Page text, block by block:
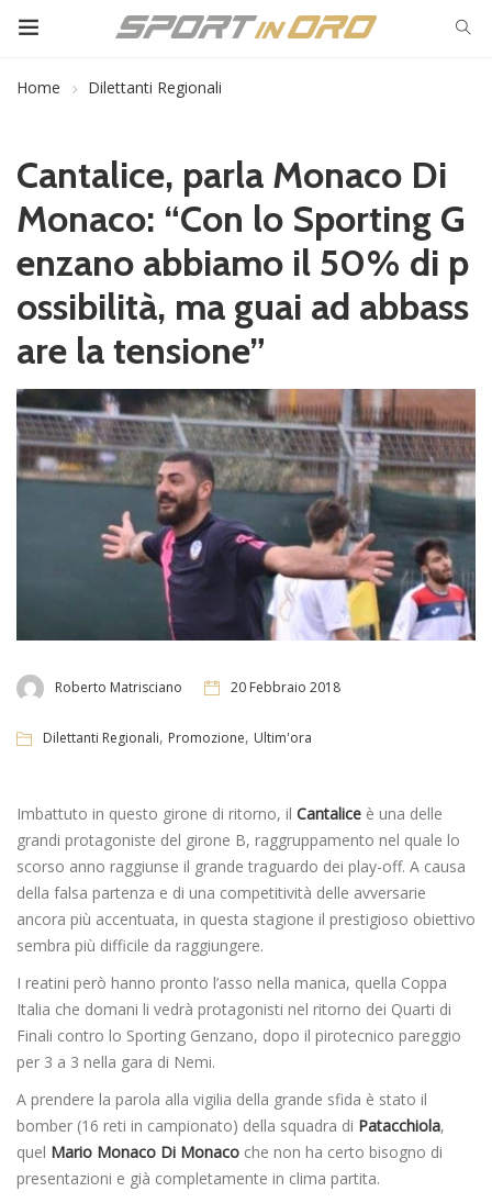
Home Dilettanti Regionali
Cantalice, parla Monaco Di
Monaco: “Con lo Sporting G
enzano abbiamo il 50% di p
ossibilità, ma guai ad abbass
are la tensione”
Roberto Matrisciano 20 Febbraio 2018
Dilettanti Regionali, Promozione, Ultim'ora
Imbattuto in questo girone di ritorno, il Cantalice è una delle
grandi protagoniste del girone B, raggruppamento nel quale lo
scorso anno raggiunse il grande traguardo dei play-off. A causa
della falsa partenza e di una competitività delle avversarie
ancora più accentuata, in questa stagione il prestigioso obiettivo
sembra più difficile da raggiungere.
I reatini però hanno pronto l’asso nella manica, quella Coppa
Italia che domani li vedrà protagonisti nel ritorno dei Quarti di
Finali contro lo Sporting Genzano, dopo il pirotecnico pareggio
per 3 a 3 nella gara di Nemi.
A prendere la parola alla vigilia della grande sfida è stato il
bomber (16 reti in campionato) della squadra di Patacchiola,
quel Mario Monaco Di Monaco che non ha certo bisogno di
presentazioni e già completamente in clima partita.